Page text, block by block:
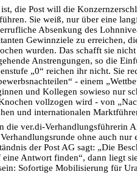
die Post will die
Sie weiß, nur über eine
Absenkung des
Gewinnziele zu erreichen,
wurden. Das schafft sie
Anstrengungen, so die
„0“ reichen ihr nicht. Sie
- einem
und Kollegen sowieso nur
vollzogen wird - von
und internationalen
die ver.di-Verhandlungsführerin
ohne auch nur
der Post AG sagt: „Die
eine Antwort finden“, dann liegt
Sofortige Mobilisierung für